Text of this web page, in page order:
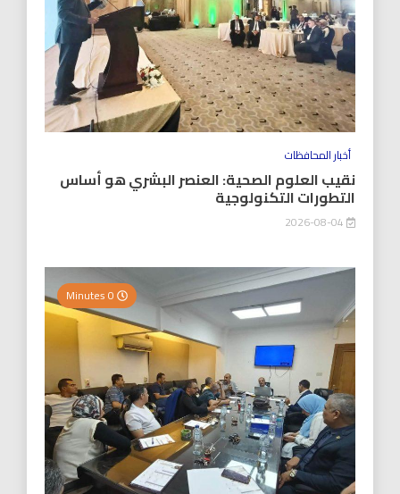
أخبار المحافظات
نقيب العلوم الصحية: العنصر البشري هو أساس
التطورات التكنولوجية